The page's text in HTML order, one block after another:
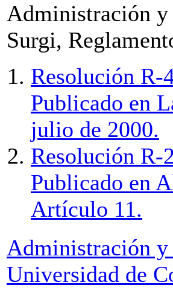
Administración y
Surgi,
Resolución R-
Publicado en
julio de 2000.
Resolución R-
Publicado en
Artículo 11.
Administración y
Universidad de